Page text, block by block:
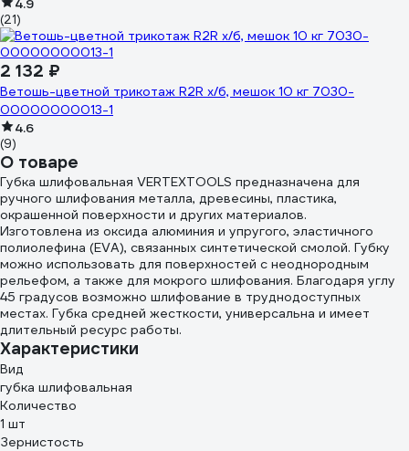
4.9
(21)
2 132 ₽
Ветошь-цветной трикотаж R2R х/б, мешок 10 кг 7030-
00000000013-1
4.6
(9)
О товаре
Губка шлифовальная VERTEXTOOLS предназначена для
ручного шлифования металла, древесины, пластика,
окрашенной поверхности и других материалов.
Изготовлена из оксида алюминия и упругого, эластичного
полиолефина (EVA), связанных синтетической смолой. Губку
можно использовать для поверхностей с неоднородным
рельефом, а также для мокрого шлифования. Благодаря углу
45 градусов возможно шлифование в труднодоступных
местах. Губка средней жесткости, универсальна и имеет
длительный ресурс работы.
Характеристики
Вид
губка шлифовальная
Количество
1 шт
Зернистость